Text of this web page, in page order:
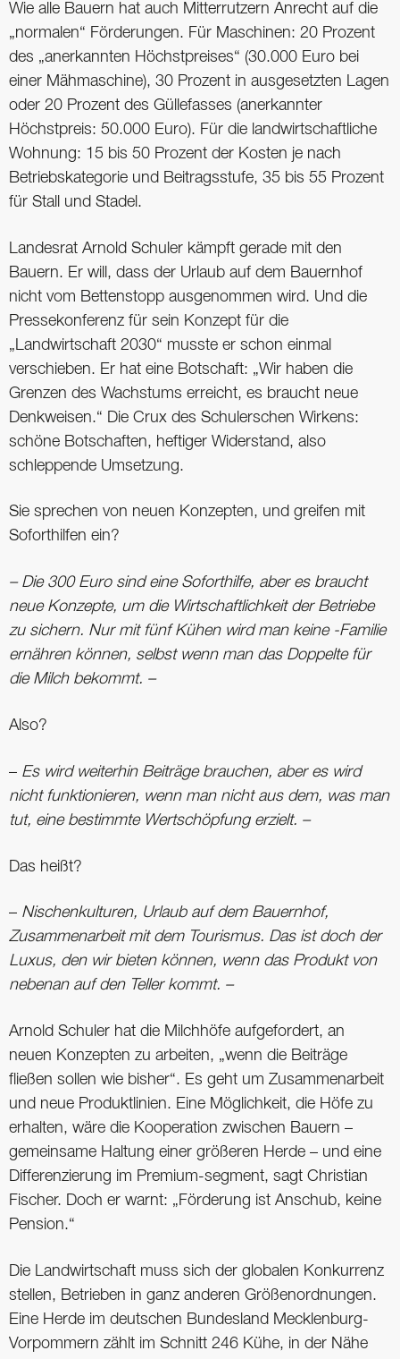
Wie alle Bauern hat auch Mitterrutzern Anrecht auf die
„normalen“ Förderungen. Für Maschinen: 20 Prozent
des „anerkannten Höchstpreises“ (30.000 Euro bei
einer Mähmaschine), 30 Prozent in ausgesetzten Lagen
oder 20 Prozent des Güllefasses (anerkannter
Höchstpreis: 50.000 Euro). Für die landwirtschaftliche
Wohnung: 15 bis 50 Prozent der Kosten je nach
Betriebskategorie und Beitragsstufe, 35 bis 55 Prozent
für Stall und Stadel.
Landesrat Arnold Schuler kämpft gerade mit den
Bauern. Er will, dass der Urlaub auf dem Bauernhof
nicht vom Bettenstopp ausgenommen wird. Und die
Pressekonferenz für sein Konzept für die
„Landwirtschaft 2030“ musste er schon einmal
verschieben. Er hat eine Botschaft: „Wir haben die
Grenzen des Wachstums erreicht, es braucht neue
Denkweisen.“ Die Crux des Schulerschen Wirkens:
schöne Botschaften, heftiger Widerstand, also
schleppende Umsetzung.
Sie sprechen von neuen Konzepten, und greifen mit
Soforthilfen ein?
– Die 300 Euro sind eine Soforthilfe, aber es braucht
neue Konzepte, um die Wirtschaftlichkeit der Betriebe
zu sichern. Nur mit fünf Kühen wird man keine -Familie
ernähren können, selbst wenn man das Doppelte für
die Milch bekommt. –
Also?
– Es wird weiterhin Beiträge brauchen, aber es wird
nicht funktionieren, wenn man nicht aus dem, was man
tut, eine bestimmte Wertschöpfung erzielt. –
Das heißt?
– Nischenkulturen, Urlaub auf dem Bauernhof,
Zusammenarbeit mit dem Tourismus. Das ist doch der
Luxus, den wir bieten können, wenn das Produkt von
nebenan auf den Teller kommt. –
Arnold Schuler hat die Milchhöfe aufgefordert, an
neuen Konzepten zu arbeiten, „wenn die Beiträge
fließen sollen wie bisher“. Es geht um Zusammenarbeit
und neue Produktlinien. Eine Möglichkeit, die Höfe zu
erhalten, wäre die Kooperation zwischen Bauern –
gemeinsame Haltung einer größeren Herde – und eine
Differenzierung im Premium-segment, sagt Christian
Fischer. Doch er warnt: „Förderung ist Anschub, keine
Pension.“
Die Landwirtschaft muss sich der globalen Konkurrenz
stellen, Betrieben in ganz anderen Größenordnungen.
Eine Herde im deutschen Bundesland Mecklenburg-
Vorpommern zählt im Schnitt 246 Kühe, in der Nähe